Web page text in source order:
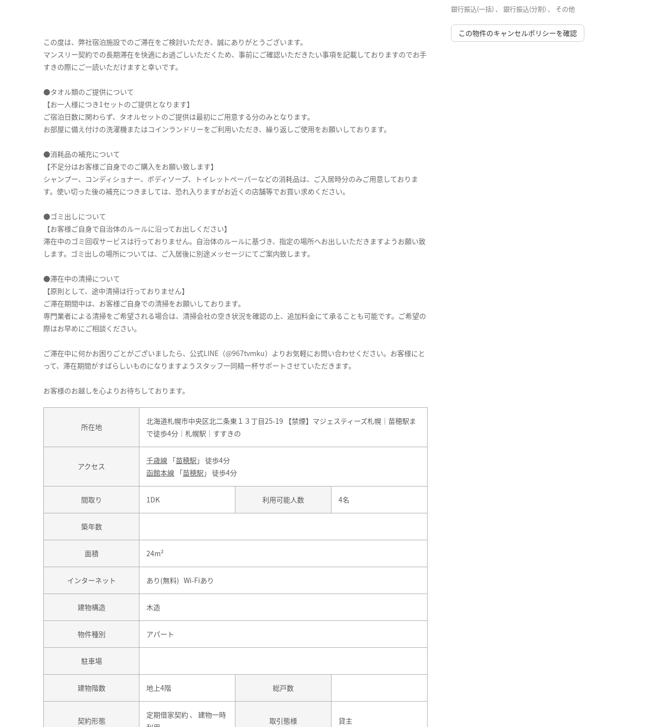
銀行振込(一括) 、 銀行振込(分割) 、 その他
この物件のキャンセルポリシーを確認
この度は、弊社宿泊施設でのご滞在をご検討いただき、誠にありがとうございます。
マンスリー契約での長期滞在を快適にお過ごしいただくため、事前にご確認いただきたい事項を記載しておりますのでお手
すきの際にご一読いただけますと幸いです。
●タオル類のご提供について
【お一人様につき1セットのご提供となります】
ご宿泊日数に関わらず、タオルセットのご提供は最初にご用意する分のみとなります。
お部屋に備え付けの洗濯機またはコインランドリーをご利用いただき、繰り返しご使用をお願いしております。
●消耗品の補充について
【不足分はお客様ご自身でのご購入をお願い致します】
シャンプー、コンディショナー、ボディソープ、トイレットペーパーなどの消耗品は、ご入居時分のみご用意しておりま
す。使い切った後の補充につきましては、恐れ入りますがお近くの店舗等でお買い求めください。
●ゴミ出しについて
【お客様ご自身で自治体のルールに沿ってお出しください】
滞在中のゴミ回収サービスは行っておりません。自治体のルールに基づき、指定の場所へお出しいただきますようお願い致
します。ゴミ出しの場所については、ご入居後に別途メッセージにてご案内致します。
●滞在中の清掃について
【原則として、途中清掃は行っておりません】
ご滞在期間中は、お客様ご自身での清掃をお願いしております。
専門業者による清掃をご希望される場合は、清掃会社の空き状況を確認の上、追加料金にて承ることも可能です。ご希望の
際はお早めにご相談ください。
ご滞在中に何かお困りごとがございましたら、公式LINE（@967tvmku）よりお気軽にお問い合わせください。お客様にと
って、滞在期間がすばらしいものになりますようスタッフ一同精一杯サポートさせていただきます。
お客様のお越しを心よりお待ちしております。
所在地
北海道札幌市中央区北二条東１３丁目25-19 【禁煙】マジェスティーズ札幌｜苗穂駅ま
で徒歩4分｜札幌駅｜すすきの
アクセス
千歳線 「苗穂駅 」 徒歩4分
函館本線 「苗穂駅 」 徒歩4分
間取り 1DK 利用可能人数 4名
築年数
面積 24m²
インターネット あり(無料) Wi-Fiあり
建物構造 木造
物件種別 アパート
駐車場
建物階数 地上4階 総戸数
契約形態
定期借家契約 、 建物一時
取引態様 貸主